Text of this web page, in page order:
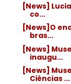
[News]
co...
[News]O
bras...
[News]
inaugu...
[News]
Ciências ...